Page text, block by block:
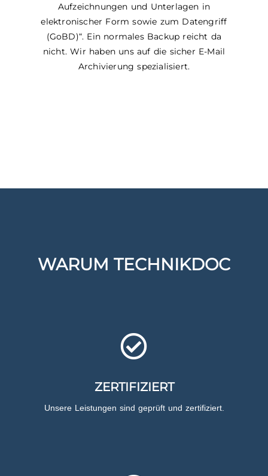
Aufzeichnungen und Unterlagen in
elektronischer Form sowie zum Datengriff
(GoBD)“. Ein normales Backup reicht da
nicht. Wir haben uns auf die sicher E-Mail
Archivierung spezialisiert.
WARUM TECHNIKDOC
ZERTIFIZIERT
Unsere Leistungen sind geprüft und zertifiziert.